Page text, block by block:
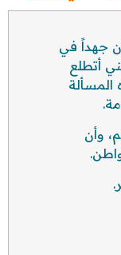
جهداً في
أتطلع
المسألة
وأن